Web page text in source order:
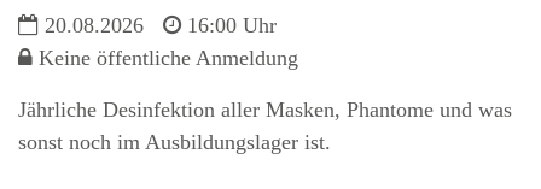
20.08.2026
16:00 Uhr
Keine öffentliche Anmeldung
Jährliche Desinfektion aller Masken, Phantome und was
sonst noch im Ausbildungslager ist.